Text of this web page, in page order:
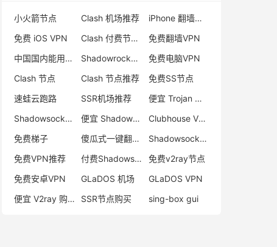
小火箭节点 Clash 机场推荐
iPhone 翻墙代理软件
免费 iOS VPN
Clash 付费节点购买
免费翻墙VPN
中国国内能用的翻墙VPN推荐
Shadowrocket 地址
免费电脑VPN
Clash 节点
Clash 节点推荐
免费SS节点
速蛙云跑路
SSR机场推荐
便宜 Trojan 购买
Shadowsocks 付费节点
便宜 Shadowsocks 购买
Clubhouse VPN
免费梯子
傻瓜式一键翻墙VPN客户端
Shadowsocks 服务器
免费VPN推荐
付费Shadowsocks推荐
免费v2ray节点
免费安卓VPN
GLaDOS 机场
GLaDOS VPN
便宜 V2ray 购买
SSR节点购买 sing-box gui